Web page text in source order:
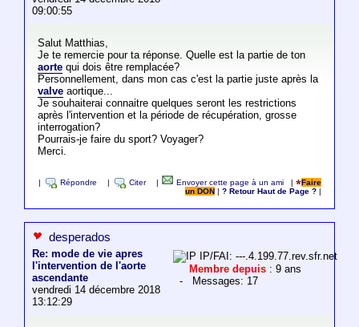
09:00:55
Salut Matthias,
Je te remercie pour ta réponse. Quelle est la partie de ton
aortequi dois être remplacée?
Personnellement, dans mon cas c'est la partie juste après la
valveaortique...
Je souhaiterai connaitre quelques seront les restrictions
après l'intervention et la période de récupération, grosse
interrogation?
Pourrais-je faire du sport? Voyager?
Merci.
Répondre Citer Envoyer cette page à un ami |
Faire
un DON
|? Retour Haut de Page ?
desperados
Re: mode de vie apres
l'intervention de l'aorte
ascendante
vendredi 14 décembre 2018
13:12:29
IP/FAI: ---.4.199.77.rev.sfr.net
Membre depuis : 9 ans
- Messages: 17